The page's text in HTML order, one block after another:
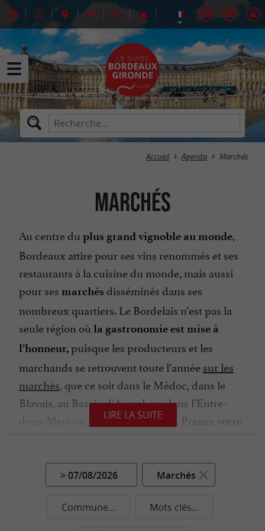
Accueil Agenda Marchés
Marchés
Au centre du plus grand vignoble au monde,
Bordeaux attire pour ses vins renommés et ses
restaurants à la cuisine du monde, mais aussi
pour ses marchés disséminés dans ses
nombreux quartiers. Le Bordelais n’est pas la
seule région où la gastronomie est mise à
l’honneur,puisque les producteurs et les
marchands se retrouvent toute l’annéesur les
marchés, que ce soit dans le Médoc, dans le
Blayais, au Bassin d’Arcachon, dans l’Entre-
deux-Mers ou dans le Libournais.
Prenez votre
frais, la Gironde est la destination parfaite pour
se régaler.
Viandes, poissons, fruits, légumes, produits
LIRE LA SUITE
> 07/08/2026 Marchés
Commune... Mots clés...